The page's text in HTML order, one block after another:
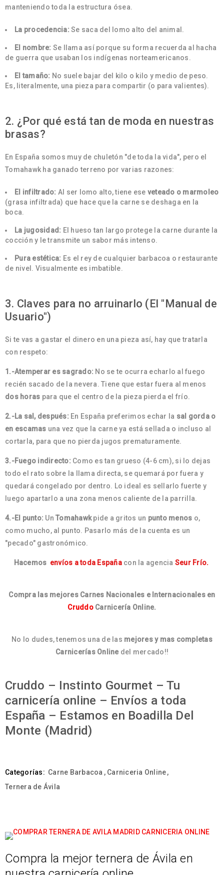
manteniendo toda la estructura ósea.
La procedencia: Se saca del lomo alto del animal.
El nombre: Se llama así porque su forma recuerda al hacha
de guerra que usaban los indígenas norteamericanos.
El tamaño: No suele bajar del kilo o kilo y medio de peso.
Es, literalmente, una pieza para compartir (o para valientes).
2. ¿Por qué está tan de moda en nuestras
brasas?
En España somos muy de chuletón "de toda la vida", pero el
Tomahawk ha ganado terreno por varias razones:
El infiltrado: Al ser lomo alto, tiene ese veteado o marmoleo
(grasa infiltrada) que hace que la carne se deshaga en la
boca.
La jugosidad: El hueso tan largo protege la carne durante la
cocción y le transmite un sabor más intenso.
Pura estética: Es el rey de cualquier barbacoa o restaurante
de nivel. Visualmente es imbatible.
3. Claves para no arruinarlo (El "Manual de
Usuario")
Si te vas a gastar el dinero en una pieza así, hay que tratarla
con respeto:
1.-Atemperar es sagrado: No se te ocurra echarlo al fuego
recién sacado de la nevera. Tiene que estar fuera al menos
dos horas para que el centro de la pieza pierda el frío.
2.-La sal, después: En España preferimos echar la sal gorda o
en escamas una vez que la carne ya está sellada o incluso al
cortarla, para que no pierda jugos prematuramente.
3.-Fuego indirecto: Como es tan grueso (4-6 cm), si lo dejas
todo el rato sobre la llama directa, se quemará por fuera y
quedará congelado por dentro. Lo ideal es sellarlo fuerte y
luego apartarlo a una zona menos caliente de la parrilla.
4.-El punto: Un Tomahawkpide a gritos un punto menos o,
como mucho, al punto. Pasarlo más de la cuenta es un
"pecado" gastronómico.
Hacemos envíos a toda Españacon la agencia Seur Frío.
Compra las mejores Carnes Nacionales e Internacionales en
Cruddo Carnicería Online.
No lo dudes, tenemos una de las mejores y mas completas
Carnicerías Onlinedel mercado!!
Cruddo – Instinto Gourmet – Tu
carnicería online – Envíos a toda
España – Estamos en Boadilla Del
Monte (Madrid)
Categorías: Carne Barbacoa , Carniceria Online,
Ternera de Ávila
Compra la mejor ternera de Ávila en